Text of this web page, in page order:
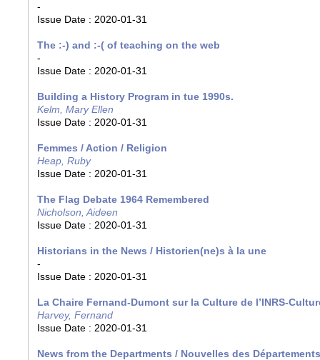
-
Issue Date : 2020-01-31
The :-) and :-( of teaching on the web
-
Issue Date : 2020-01-31
Building a History Program in tue 1990s.
Kelm, Mary Ellen
Issue Date : 2020-01-31
Femmes / Action / Religion
Heap, Ruby
Issue Date : 2020-01-31
The Flag Debate 1964 Remembered
Nicholson, Aideen
Issue Date : 2020-01-31
Historians in the News / Historien(ne)s à la une
-
Issue Date : 2020-01-31
La Chaire Fernand-Dumont sur la Culture de l’INRS-
Harvey, Fernand
Issue Date : 2020-01-31
News from the Departments / Nouvelles des Départements